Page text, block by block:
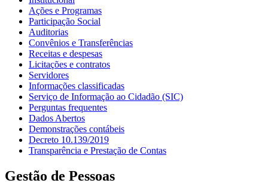
Ações e Programas
Participação Social
Auditorias
Convênios e Transferências
Receitas e despesas
Licitações e contratos
Servidores
Informações classificadas
Serviço de Informação ao Cidadão (SIC)
Perguntas frequentes
Dados Abertos
Demonstrações contábeis
Decreto 10.139/2019
Transparência e Prestação de Contas
Gestão de Pessoas